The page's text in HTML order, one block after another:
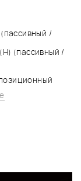
/
(пассивный /